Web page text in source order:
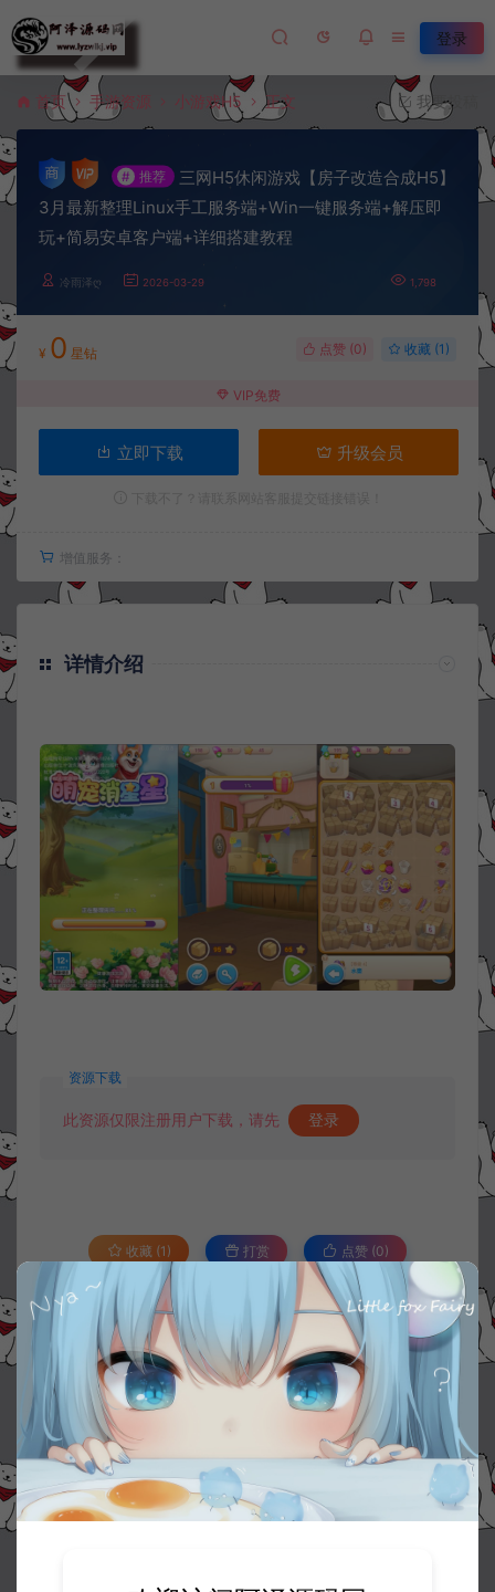
登录
首页 手游资源 小游戏H5 正文 我要投稿
# 推荐
三网H5休闲游戏【房子改造合成H5】
3月最新整理Linux手工服务端+Win一键服务端+解压即
玩+简易安卓客户端+详细搭建教程
冷雨泽ღ 2026-03-29 1,798
¥ 0 星钻 点赞 (0) 收藏 (1)
VIP免费
立即下载 升级会员
增值服务：
详情介绍
资源下载
此资源仅限注册用户下载，请先 登录
收藏 (1) 打赏 点赞 (0)
©版权免责声明
本站资源售价只是赞助，收取费用仅维持本站的日常运营所需。
若您需要商业运营或用于其他商业活动，请您购买正版授权并合法
使用。
3.
如果本站有侵犯、不妥之处的资源，请在网站右边客服联系我们。
将会第一时间解决！
本站提供的所有资源仅供参考学习使用，不存在任何商业目的与商
业用途，请大家不要用于商用！